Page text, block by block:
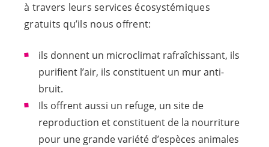
à travers leurs services écosystémiques
gratuits qu’ils nous offrent:
ils donnent un microclimat rafraîchissant, ils
purifient l’air, ils constituent un mur anti-
bruit.
Ils offrent aussi un refuge, un site de
reproduction et constituent de la nourriture
pour une grande variété d’espèces animales